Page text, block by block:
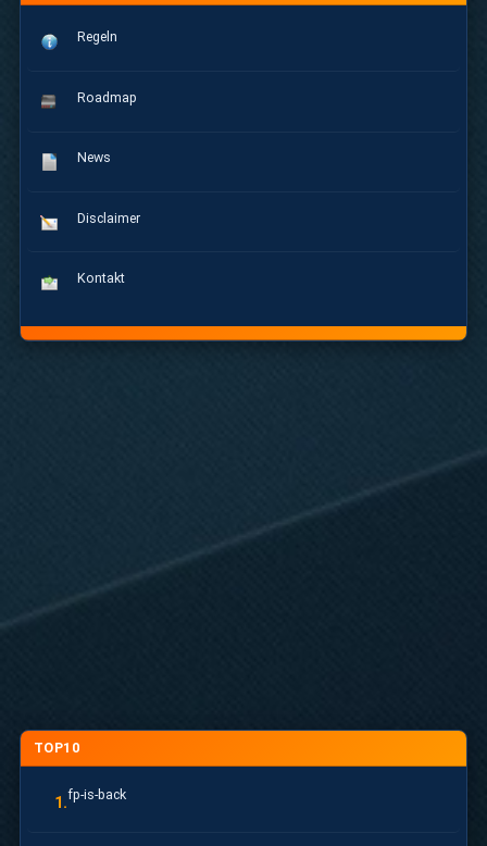
Regeln
Roadmap
News
Disclaimer
Kontakt
TOP10
1.fp-is-back